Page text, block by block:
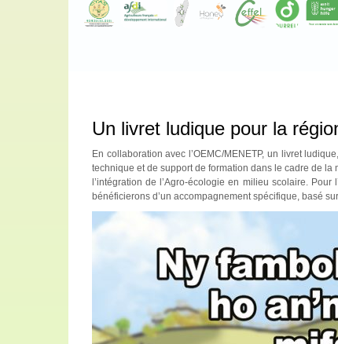
Un livret ludique pour la
En collaboration avec l’OEMC/MENETP, un livret
technique et de support de formation dans le cadre de la
l’intégration de l’Agro-écologie en milieu scolaire.
bénéficierons d’un accompagnement spécifique, basé